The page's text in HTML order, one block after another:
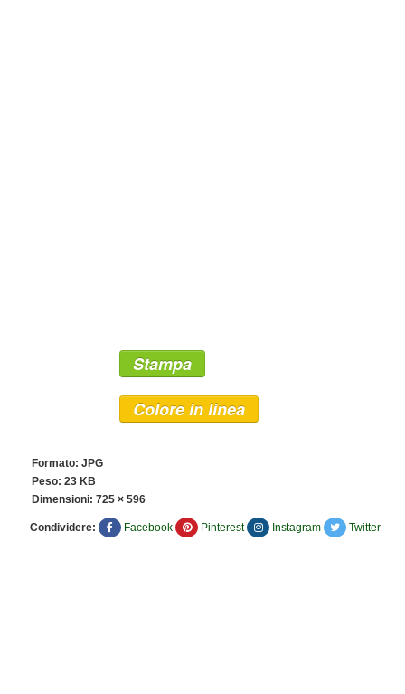
Stampa
Colore in linea
Formato: JPG
Peso: 23 KB
Dimensioni: 725 × 596
Condividere: Facebook Pinterest Instagram Twitter